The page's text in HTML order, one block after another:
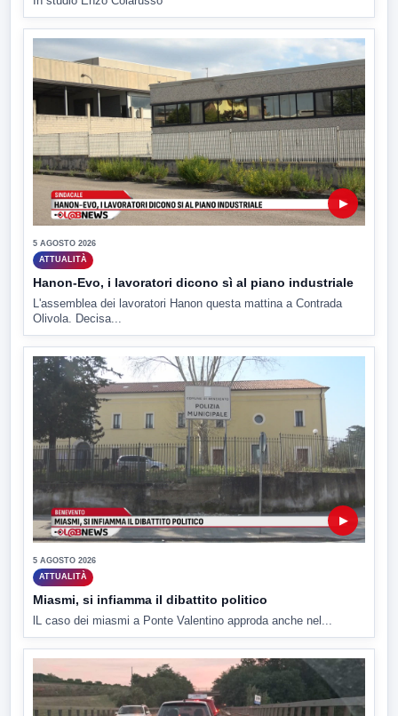
▶
5 AGOSTO 2026
ATTUALITÀ
Hanon-Evo, i lavoratori dicono sì al piano industriale
L'assemblea dei lavoratori Hanon questa mattina a Contrada
Olivola. Decisa...
▶
5 AGOSTO 2026
ATTUALITÀ
Miasmi, si infiamma il dibattito politico
lL caso dei miasmi a Ponte Valentino approda anche nel...